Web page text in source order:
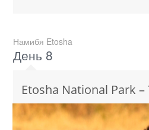
Намибя Etosha
День 8
Etosha National Park